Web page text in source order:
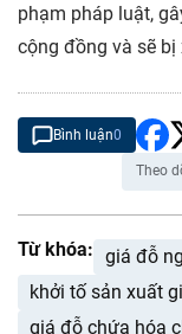
phạm pháp luật,
cộng đồng và sẽ
Bình luận0
Theo
Từ khóa: giá đỗ
khởi tố sản xuất
giá đỗ chứa hóa